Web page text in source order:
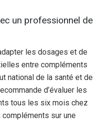
un professionnel de
les dosages et de
entre compléments
national de la santé et de
d’évaluer les
tous les six mois chez
sur une